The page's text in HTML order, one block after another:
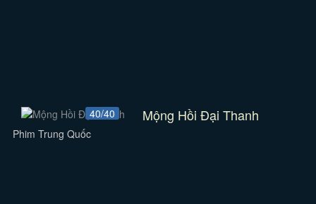
40/40 Mộng Hồi Đại Thanh
Phim Trung Quốc